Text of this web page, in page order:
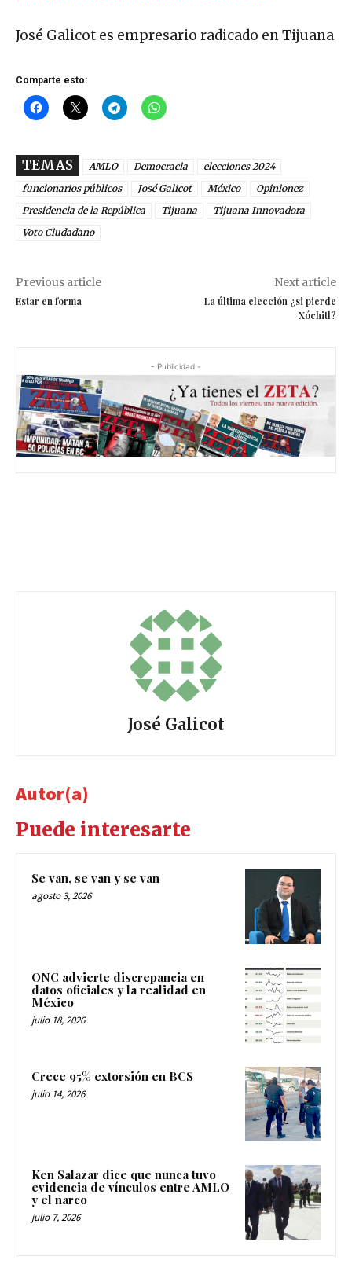
José Galicot es empresario radicado en Tijuana
Comparte esto:
TEMAS AMLO Democracia
elecciones 2024
funcionarios públicos
José Galicot México
Opinionez
Presidencia de la República
Tijuana
Tijuana Innovadora
Voto Ciudadano
Previous article
Estar en forma
Next article
La última elección ¿si pierde
Xóchitl?
- Publicidad -
José Galicot
Autor(a)
Puede interesarte
Se van, se van y se van
agosto 3, 2026
ONC advierte discrepancia en
datos oficiales y la realidad en
México
julio 18, 2026
Crece 95% extorsión en BCS
julio 14, 2026
Ken Salazar dice que nunca tuvo
evidencia de vínculos entre AMLO
y el narco
julio 7, 2026